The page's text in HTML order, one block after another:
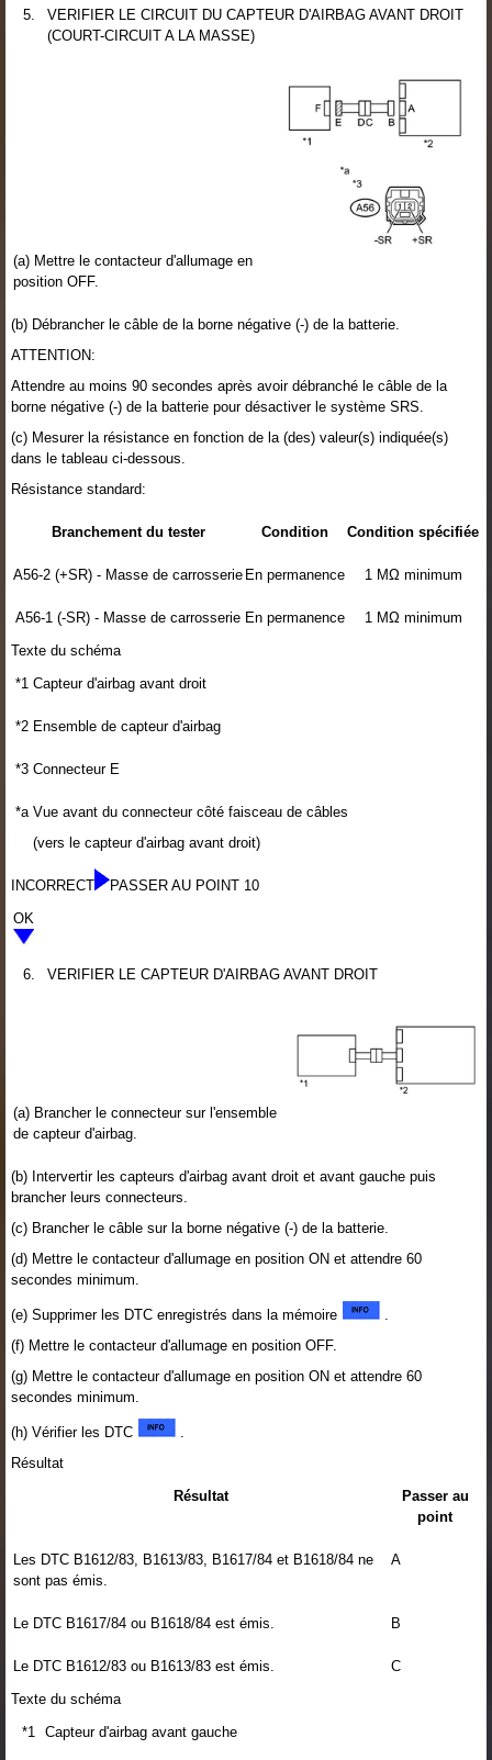
5.
VERIFIER LE CIRCUIT DU CAPTEUR D'AIRBAG AVANT DROIT
(COURT-CIRCUIT A LA MASSE)
(a) Mettre le contacteur d'allumage en
position OFF.
(b) Débrancher le câble de la borne négative (-) de la batterie.
ATTENTION:
Attendre au moins 90 secondes après avoir débranché le câble de la
borne négative (-) de la batterie pour désactiver le système SRS.
(c) Mesurer la résistance en fonction de la (des) valeur(s) indiquée(s)
dans le tableau ci-dessous.
Résistance standard:
Branchement du tester Condition Condition spécifiée
A56-2 (+SR) - Masse de carrosserie En permanence 1 MΩ minimum
A56-1 (-SR) - Masse de carrosserie En permanence
1 MΩ minimum
Texte du schéma
*1 Capteur d'airbag avant droit
*2 Ensemble de capteur d'airbag
*3 Connecteur E
*a Vue avant du connecteur côté faisceau de câbles
(vers le capteur d'airbag avant droit)
INCORRECT
PASSER AU POINT 10
OK
6. VERIFIER LE CAPTEUR D'AIRBAG AVANT DROIT
(a) Brancher le connecteur sur l'ensemble
de capteur d'airbag.
(b) Intervertir les capteurs d'airbag avant droit et avant gauche puis
brancher leurs connecteurs.
(c) Brancher le câble sur la borne négative (-) de la batterie.
(d) Mettre le contacteur d'allumage en position ON et attendre 60
secondes minimum.
(e) Supprimer les DTC enregistrés dans la mémoire
.
(f) Mettre le contacteur d'allumage en position OFF.
(g) Mettre le contacteur d'allumage en position ON et attendre 60
secondes minimum.
(h) Vérifier les DTC
.
Résultat
Résultat
Passer au
point
Les DTC B1612/83, B1613/83, B1617/84 et B1618/84 ne
sont pas émis.
A
Le DTC B1617/84 ou B1618/84 est émis. B
Le DTC B1612/83 ou B1613/83 est émis.
C
Texte du schéma
*1
Capteur d'airbag avant gauche